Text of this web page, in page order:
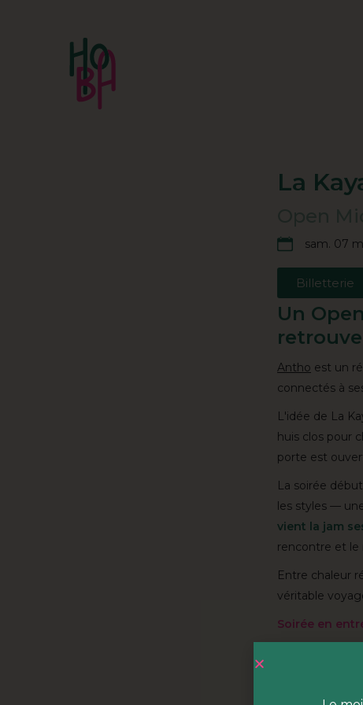
La
sam. 07
Billetterie
Un
Antho est un
connectés à
L'idée de La
huis clos pour
porte est
La soirée
les styles —
vient la jam
rencontre et le
Entre chaleur
véritable
Soirée en